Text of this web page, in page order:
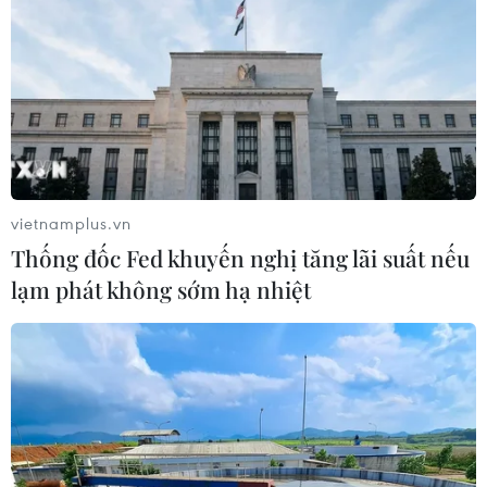
TIN LIÊN QUAN
vietnamplus.vn
Thống đốc Fed khuyến nghị tăng lãi suất nếu
lạm phát không sớm hạ nhiệt